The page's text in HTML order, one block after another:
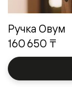
Ручка Овум
160 650 ₸